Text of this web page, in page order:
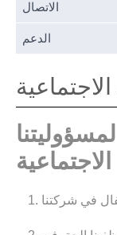
الاتصال
الدعم
الاجتماعية